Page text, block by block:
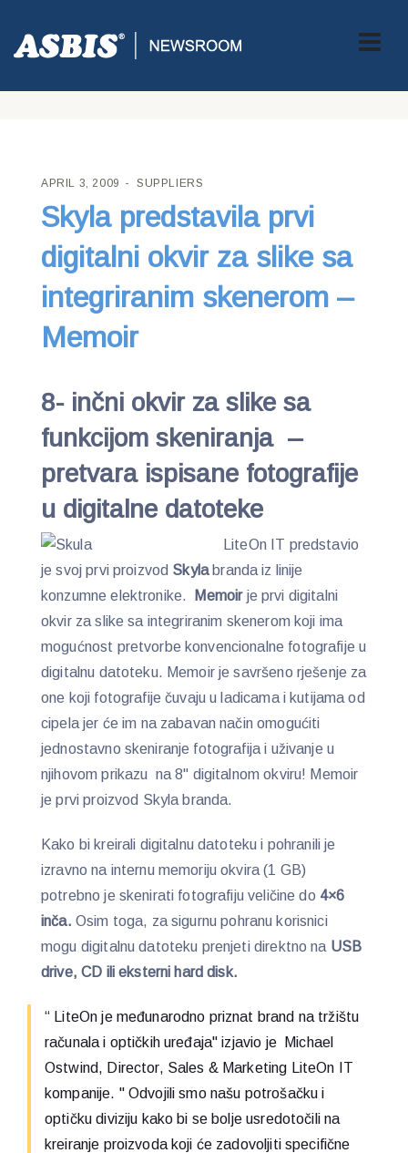
ASBIS CROATIA SUPPLIERS > SKYLA PREDSTAVILA PRVI
DIGITALNI OKVIR ZA SLIKE SA INTEGRIRANIM SKENEROM –
APRIL 3, 2009 SUPPLIERS
Skyla predstavila prvi
digitalni okvir za slike sa
integriranim skenerom –
Memoir
8- inčni okvir za slike sa
funkcijom skeniranja –
pretvara ispisane fotografije
u digitalne datoteke
LiteOn IT predstavio
je svoj prvi proizvod Skylabranda iz linije
konzumne elektronike.
Memoirje prvi digitalni
okvir za slike sa integriranim skenerom koji ima
mogućnost pretvorbe konvencionalne fotografije u
digitalnu datoteku. Memoir je savršeno rješenje za
one koji fotografije čuvaju u ladicama i kutijama od
cipela jer će im na zabavan način omogućiti
jednostavno skeniranje fotografija i uživanje u
njihovom prikazu na 8" digitalnom okviru! Memoir
je prvi proizvod Skyla branda.
Kako bi kreirali digitalnu datoteku i pohranili je
izravno na internu memoriju okvira (1 GB)
potrebno je skenirati fotografiju veličine do 4×6
inča. Osim toga, za sigurnu pohranu korisnici
mogu digitalnu datoteku prenjeti direktno na USB
drive, CD ili eksterni hard disk.
“ LiteOn je međunarodno priznat brand na tržištu
računala i optičkih uređaja" izjavio je Michael
Ostwind, Director, Sales & Marketing LiteOn IT
kompanije. " Odvojili smo našu potrošačku i
optičku diviziju kako bi se bolje usredotočili na
kreiranje proizvoda koji će zadovoljiti specifične